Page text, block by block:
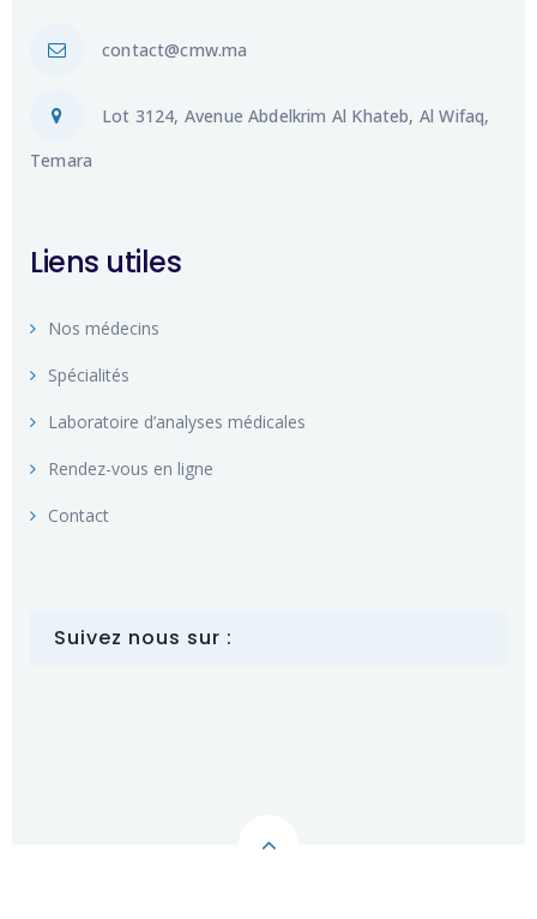
contact@cmw.ma
Lot 3124, Avenue Abdelkrim Al Khateb, Al Wifaq,
Temara
Liens utiles
Nos médecins
Spécialités
Laboratoire d’analyses médicales
Rendez-vous en ligne
Contact
Suivez nous sur :